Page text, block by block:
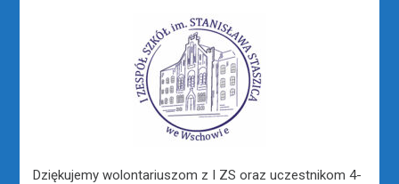
Dziękujemy wolontariuszom z I ZS oraz uczestnikom 4-